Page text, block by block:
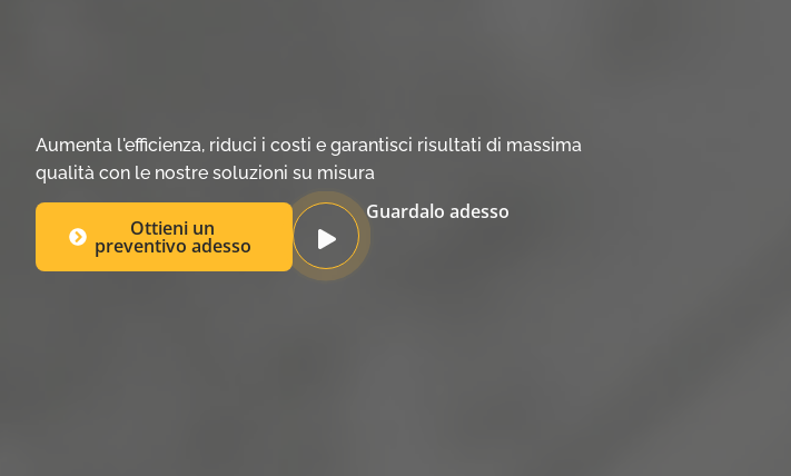
Aumenta l'efficienza, riduci i costi e garantisci risultati di massima
qualità con le nostre soluzioni su misura
Ottieni un
preventivo adesso
Guardalo adesso